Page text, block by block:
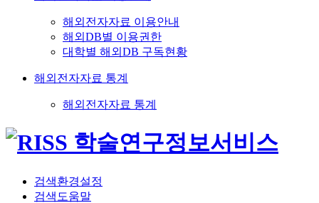
해외전자자료 이용안내
해외DB별 이용권한
대학별 해외DB 구독현황
해외전자자료 통계
해외전자자료 통계
검색환경설정
검색도움말